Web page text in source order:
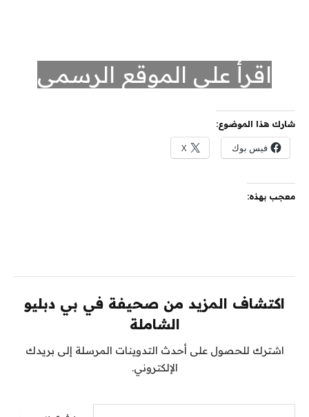
اقرأ على الموقع الرسمي
شارك هذا الموضوع:
فيس بوك X
معجب بهذه:
اكتشاف المزيد من صحيفة في بي دبليو
الشاملة
اشترك للحصول على أحدث التدوينات المرسلة إلى بريدك
الإلكتروني.
كتابة بريدك الإلكتروني...